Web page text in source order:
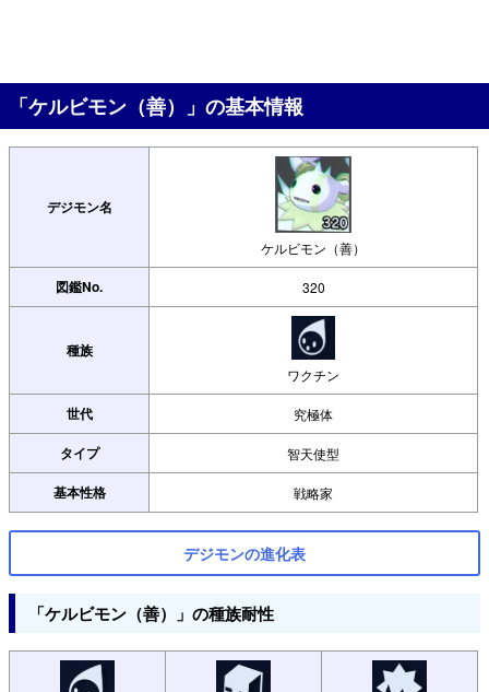
「ケルビモン（善）」の基本情報
デジモン名
ケルビモン（善）
図鑑No. 320
種族
ワクチン
世代 究極体
タイプ 智天使型
基本性格 戦略家
デジモンの進化表
「ケルビモン（善）」の種族耐性